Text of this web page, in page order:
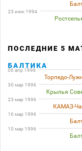
23 июн 1994
ПОСЛЕДНИЕ 5
БАЛТИКА
06 апр 1996
Торпедо-
30 мар 1996
Крылья
23 мар 1996
КАМАЗ-
16 мар 1996
10 мар 1996